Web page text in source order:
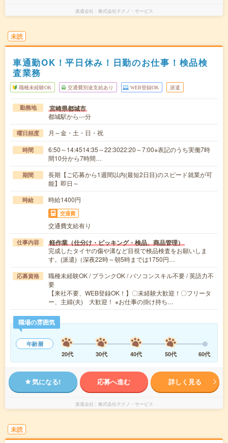
派遣会社 株式会社テクノ・サービス
未読
車通勤OK！平日休み！日勤のお仕事！検品検
査業務
職種未経験OK 交通費別途支給あり WEB登録OK 派遣
勤務地 宮崎県都城市
都城駅から---分
曜日頻度 月～金・土・日・祝
時間
6:50～14:4514:35～22:3022:20～7:00※表記のうち実働7時
間10分から7時間…
期間
長期【ご応募から1週間以内(最短2日目)のスピード就業が可
能】即日～
時給 時給1400円
交通費
交通費支給有り
仕事内容 軽作業（仕分け・ピッキング・検品、商品管理）
完成したタイヤの傷や溝など目視で検品検査をお願いしま
す。(派遣)（深夜22時～朝5時までは1750円…
応募資格
職種未経験OK / ブランクOK / パソコンスキル不要 / 英語力不
要
【来社不要、WEB登録OK！】〇未経験大歓迎！〇フリータ
ー、主婦(夫) 大歓迎！ ※お仕事の掛け持ち…
職場の雰囲気
年齢層
20代
30代 40代 50代 60代
気になる! 応募へ進む 詳しく見る
派遣会社 株式会社テクノ・サービス
未読